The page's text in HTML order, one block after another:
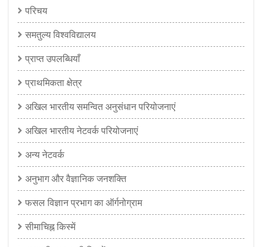
परिचय
समतुल्य विश्वविद्यालय
प्राप्त उपलब्धियाँ
प्राथमिकता क्षेत्र
अखिल भारतीय समन्वित अनुसंधान परियोजनाएं
अखिल भारतीय नेटवर्क परियोजनाएं
अन्य नेटवर्क
अनुभाग और वैज्ञानिक जनशक्ति
फसल विज्ञान प्रभाग का ऑर्गनोग्राम
सीमाचिह्न किस्में